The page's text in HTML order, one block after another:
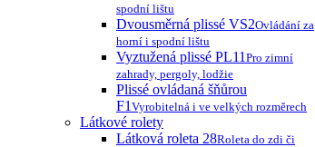
spodní lištu
Dvousměrná plissé VS2Ovládání za
horní i spodní lištu
Vyztužená plissé PL11 Pro zimní
zahrady, pergoly, lodžie
Plissé ovládaná šňůrou
F1 Vyrobitelná i ve velkých rozměrech
Látkové rolety
Látková roleta 28Roleta do zdi či